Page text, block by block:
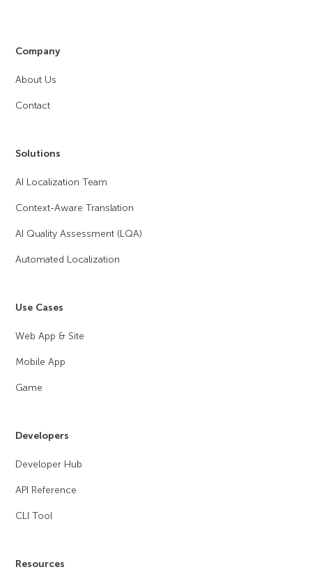
Company
About Us
Contact
Solutions
AI Localization Team
Context-Aware Translation
AI Quality Assessment (LQA)
Automated Localization
Use Cases
Web App & Site
Mobile App
Game
Developers
Developer Hub
API Reference
CLI Tool
Resources